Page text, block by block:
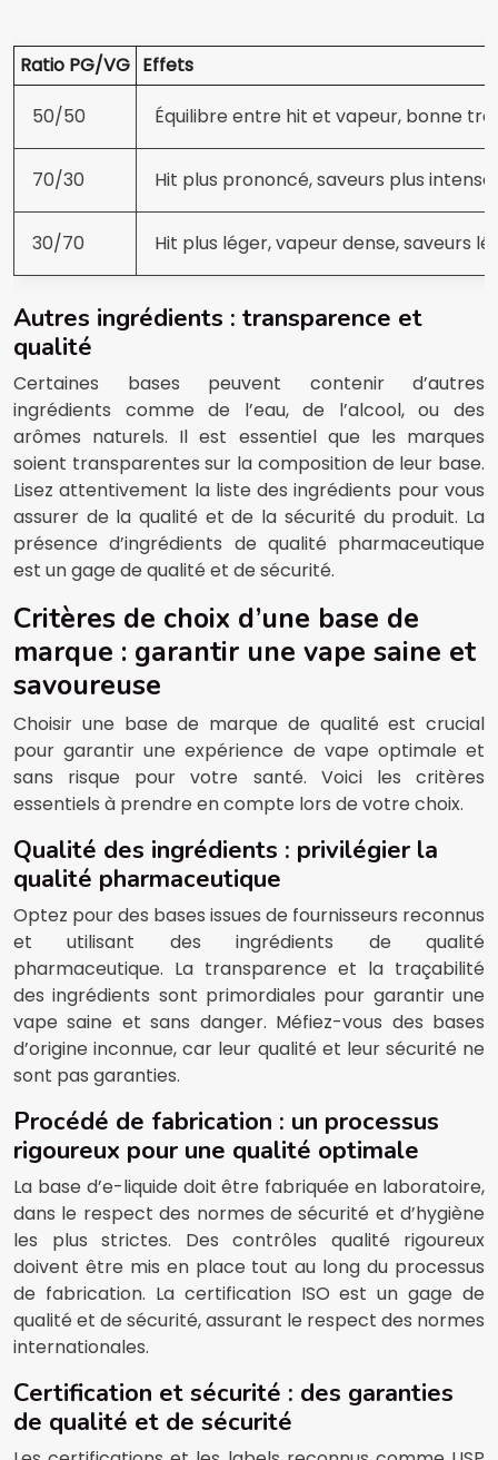
Ratio PG/VG Effets
50/50
Équilibre entre hit et vapeur, bonne
70/30 Hit plus prononcé, saveurs plus
30/70 Hit plus léger, vapeur dense, saveurs
Autres ingrédients : transparence et
qualité
Certaines bases peuvent contenir d’autres
ingrédients comme de l’eau, de l’alcool, ou des
arômes naturels. Il est essentiel que les marques
soient transparentes sur la composition de leur base.
Lisez attentivement la liste des ingrédients pour vous
assurer de la qualité et de la sécurité du produit. La
présence d’ingrédients de qualité pharmaceutique
est un gage de qualité et de sécurité.
Critères de choix d’une base de
marque : garantir une vape saine et
savoureuse
Choisir une base de marque de qualité est crucial
pour garantir une expérience de vape optimale et
sans risque pour votre santé. Voici les critères
essentiels à prendre en compte lors de votre choix.
Qualité des ingrédients : privilégier la
qualité pharmaceutique
Optez pour des bases issues de fournisseurs reconnus
et utilisant des ingrédients de qualité
pharmaceutique. La transparence et la traçabilité
des ingrédients sont primordiales pour garantir une
vape saine et sans danger. Méfiez-vous des bases
d’origine inconnue, car leur qualité et leur sécurité ne
sont pas garanties.
Procédé de fabrication : un processus
rigoureux pour une qualité optimale
La base d’e-liquide doit être fabriquée en laboratoire,
dans le respect des normes de sécurité et d’hygiène
les plus strictes. Des contrôles qualité rigoureux
doivent être mis en place tout au long du processus
de fabrication. La certification ISO est un gage de
qualité et de sécurité, assurant le respect des normes
internationales.
Certification et sécurité : des garanties
de qualité et de sécurité